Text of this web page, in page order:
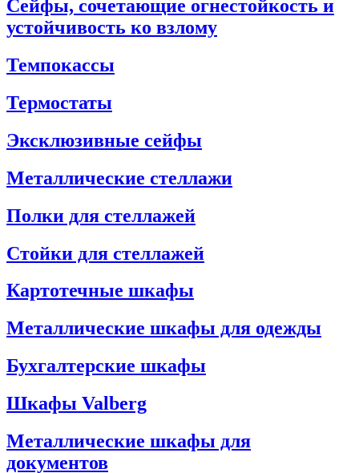
Сейфы, сочетающие огнестойкость и
устойчивость ко взлому
Темпокассы
Термостаты
Эксклюзивные сейфы
Металлические стеллажи
Полки для стеллажей
Стойки для стеллажей
Картотечные шкафы
Металлические шкафы для одежды
Бухгалтерские шкафы
Шкафы Valberg
Металлические шкафы для
документов